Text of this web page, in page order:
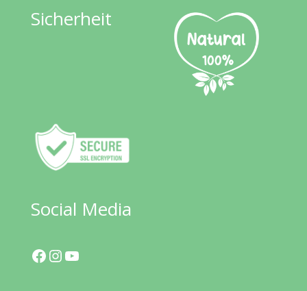
Sicherheit
Social Media
Facebook
Instagram
YouTube